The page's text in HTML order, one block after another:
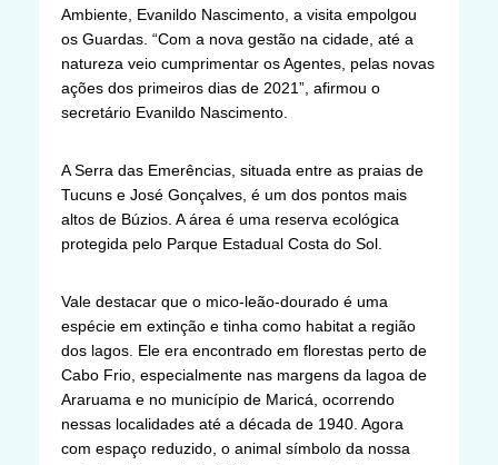
Ambiente, Evanildo Nascimento, a visita empolgou
os Guardas. “Com a nova gestão na cidade, até a
natureza veio cumprimentar os Agentes, pelas novas
ações dos primeiros dias de 2021”, afirmou o
secretário Evanildo Nascimento.
A Serra das Emerências, situada entre as praias de
Tucuns e José Gonçalves, é um dos pontos mais
altos de Búzios. A área é uma reserva ecológica
protegida pelo Parque Estadual Costa do Sol.
Vale destacar que o mico-leão-dourado é uma
espécie em extinção e tinha como habitat a região
dos lagos. Ele era encontrado em florestas perto de
Cabo Frio, especialmente nas margens da lagoa de
Araruama e no município de Maricá, ocorrendo
nessas localidades até a década de 1940. Agora
com espaço reduzido, o animal símbolo da nossa